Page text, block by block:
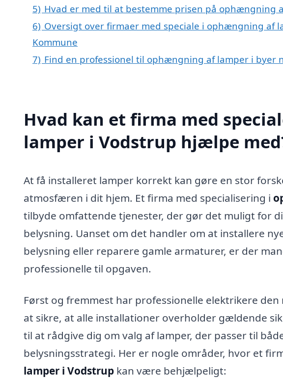
5) Hvad er med til at bestemme prisen på ophængning
6) Oversigt over firmaer med speciale i ophængning af
Kommune
7) Find en professionel til ophængning af lamper i byer
Hvad kan et firma med
lamper i Vodstrup hjælpe
At få installeret lamper korrekt kan gøre en stor
atmosfæren i dit hjem. Et firma med specialisering i
tilbyde omfattende tjenester, der gør det muligt for
belysning. Uanset om det handler om at installere
belysning eller reparere gamle armaturer, er der
professionelle til opgaven.
Først og fremmest har professionelle elektrikere
at sikre, at alle installationer overholder gældende
til at rådgive dig om valg af lamper, der passer til
belysningsstrategi. Her er nogle områder, hvor et
lamper i Vodstrup kan være behjælpeligt: